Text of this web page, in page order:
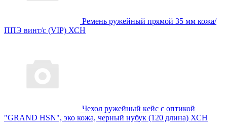
Ремень ружейный прямой 35 мм кожа/
ППЭ винт/с (VIP) ХСН
Чехол ружейный кейс с оптикой
"GRAND HSN", эко кожа, черный нубук (120 длина) ХСН